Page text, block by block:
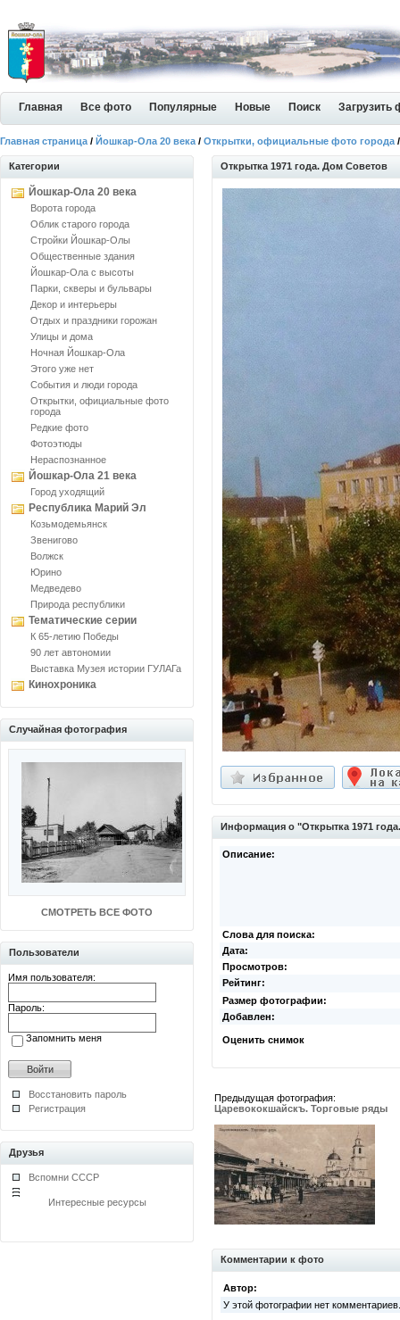
Главная Все фото Популярные Новые Поиск Загрузить
Главная страница / Йошкар-Ола 20 века / Открытки, официальные фото города
Категории
Йошкар-Ола 20 века
Ворота города
Облик старого города
Стройки Йошкар-Олы
Общественные здания
Йошкар-Ола с высоты
Парки, скверы и бульвары
Декор и интерьеры
Отдых и праздники горожан
Улицы и дома
Ночная Йошкар-Ола
Этого уже нет
События и люди города
Открытки, официальные фото
города
Редкие фото
Фотоэтюды
Нераспознанное
Йошкар-Ола 21 века
Город уходящий
Республика Марий Эл
Козьмодемьянск
Звенигово
Волжск
Юрино
Медведево
Природа республики
Тематические серии
К 65-летию Победы
90 лет автономии
Выставка Музея истории ГУЛАГа
Кинохроника
Случайная фотография
СМОТРЕТЬ ВСЕ ФОТО
Пользователи
Имя пользователя:
Пароль:
Запомнить меня
Восстановить пароль
Регистрация
Друзья
Вспомни СССР
Интересные ресурсы
Открытка 1971 года. Дом Советов
Информация о "Открытка 1971
Описание:
Слова для поиска:
Дата:
Просмотров:
Рейтинг:
Размер фотографии:
Добавлен:
Оценить снимок
Предыдущая фотография:
Царевококшайскъ. Торговые ряды
Комментарии к фото
Автор:
У этой фотографии нет комментариев.